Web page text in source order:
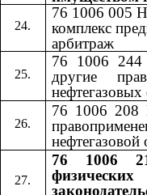
76 1006 005
комплекс
арбитраж
76 1006 244
другие
нефтегазовых
76 1006 208
нефтегазовой
76 1006